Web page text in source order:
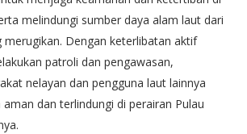
melindungi sumber daya alam laut dari
merugikan. Dengan keterlibatan aktif
patroli dan pengawasan,
nelayan dan pengguna laut lainnya
dan terlindungi di perairan Pulau